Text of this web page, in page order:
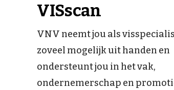
VISscan
VNV neemt jou als
zoveel mogelijk uit handen en
ondersteunt jou in het vak,
ondernemerschap en